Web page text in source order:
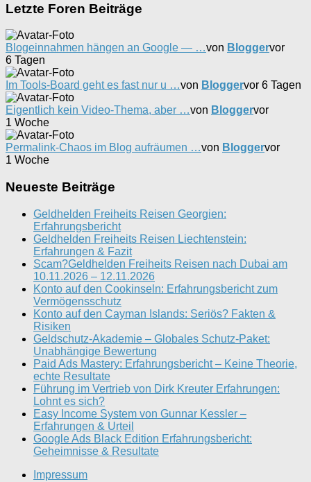
Letzte Foren Beiträge
Blogeinnahmen hängen an Google — …von Bloggervor
6 Tagen
Im Tools-Board geht es fast nur u …von Bloggervor 6 Tagen
Eigentlich kein Video-Thema, aber …von Bloggervor
1 Woche
Permalink-Chaos im Blog aufräumen …von Bloggervor
1 Woche
Neueste Beiträge
Geldhelden Freiheits Reisen Georgien:
Erfahrungsbericht
Geldhelden Freiheits Reisen Liechtenstein:
Erfahrungen & Fazit
Scam?Geldhelden Freiheits Reisen nach Dubai am
10.11.2026 – 12.11.2026
Konto auf den Cookinseln: Erfahrungsbericht zum
Vermögensschutz
Konto auf den Cayman Islands: Seriös? Fakten &
Risiken
Geldschutz-Akademie – Globales Schutz-Paket:
Unabhängige Bewertung
Paid Ads Mastery: Erfahrungsbericht – Keine Theorie,
echte Resultate
Führung im Vertrieb von Dirk Kreuter Erfahrungen:
Lohnt es sich?
Easy Income System von Gunnar Kessler –
Erfahrungen & Urteil
Google Ads Black Edition Erfahrungsbericht:
Geheimnisse & Resultate
Impressum